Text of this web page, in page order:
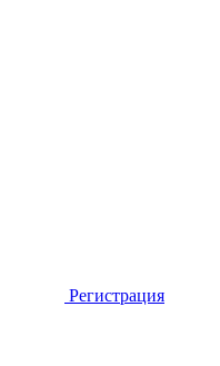
Регистрация